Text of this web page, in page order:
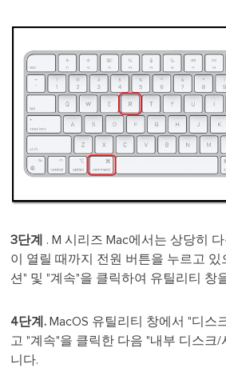
3단계
. M 시리즈 Mac에서는 상당히
이 열릴 때까지 전원 버튼을 누르고 있
션" 및 "계속"을 클릭하여 유틸리티 창
4단계. MacOS 유틸리티 창에서 "디스
고 "계속"을 클릭한 다음 "내부 디스크
니다.